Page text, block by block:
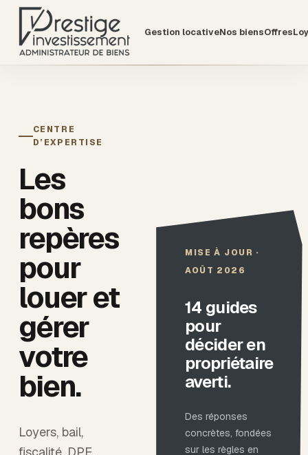
Gestion locativeNos biensOffres
CENTRE
D’EXPERTISE
Les
bons
repères
pour
louer et
gérer
votre
bien.
Loyers, bail,
fiscalité, DPE,
MISE À JOUR ·
AOÛT 2026
14 guides
pour
décider en
propriétaire
averti.
Des réponses
concrètes, fondées
sur les règles en